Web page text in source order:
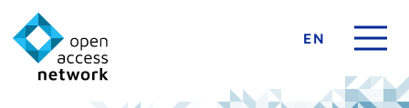
EN